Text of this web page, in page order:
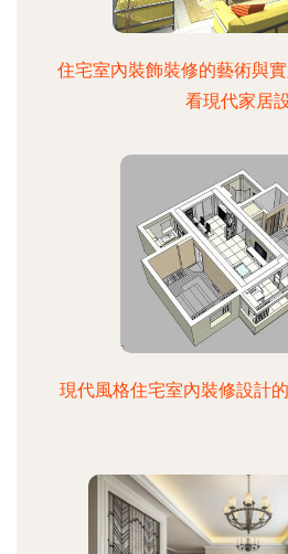
住宅室內裝飾裝修的藝術與
看現代家居
現代風格住宅室內裝修設計